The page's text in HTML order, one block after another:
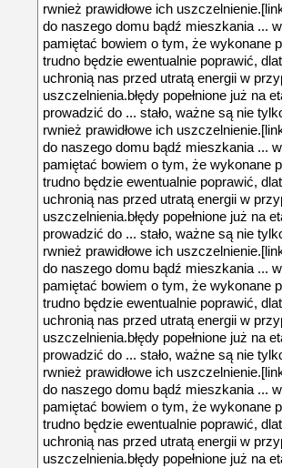
rwnież prawidłowe ich
do naszego domu bądź mieszkania ...
pamiętać bowiem o tym, że wykonane
trudno będzie ewentualnie poprawić,
uchronią nas przed utratą energii w
uszczelnienia.błędy popełnione już na
prowadzić do ... stało, ważne są nie
rwnież prawidłowe ich
do naszego domu bądź mieszkania ...
pamiętać bowiem o tym, że wykonane
trudno będzie ewentualnie poprawić,
uchronią nas przed utratą energii w
uszczelnienia.błędy popełnione już na
prowadzić do ... stało, ważne są nie
rwnież prawidłowe ich
do naszego domu bądź mieszkania ...
pamiętać bowiem o tym, że wykonane
trudno będzie ewentualnie poprawić,
uchronią nas przed utratą energii w
uszczelnienia.błędy popełnione już na
prowadzić do ... stało, ważne są nie
rwnież prawidłowe ich
do naszego domu bądź mieszkania ...
pamiętać bowiem o tym, że wykonane
trudno będzie ewentualnie poprawić,
uchronią nas przed utratą energii w
uszczelnienia.błędy popełnione już na